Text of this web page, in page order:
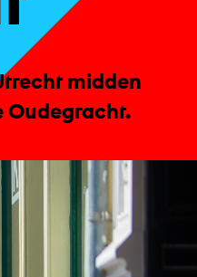
midden
Oudegracht.